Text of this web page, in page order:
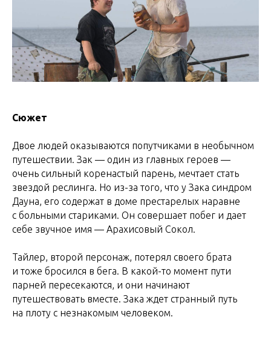
Сюжет
Двое людей оказываются попутчиками в необычном
путешествии. Зак — один из главных героев —
очень сильный коренастый парень, мечтает стать
звездой реслинга. Но из-за того, что у Зака синдром
Дауна, его содержат в доме престарелых наравне
с больными стариками. Он совершает побег и дает
себе звучное имя — Арахисовый Сокол.
Тайлер, второй персонаж, потерял своего брата
и тоже бросился в бега. В какой-то момент пути
парней пересекаются, и они начинают
путешествовать вместе. Зака ждет странный путь
на плоту с незнакомым человеком.